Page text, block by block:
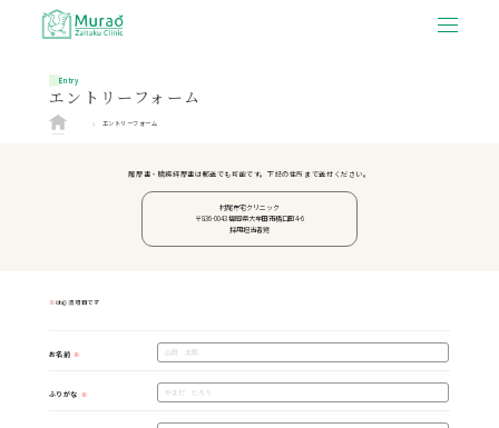
Entry
エントリーフォーム
エントリーフォーム
履歴書・職務経歴書は郵送でも可能です。下記の住所まで送付ください。
村尾在宅クリニック
〒836-0043 福岡県大牟田市橋口町4-6
採用担当者宛
※は必須項目です
お名前
ふりがな